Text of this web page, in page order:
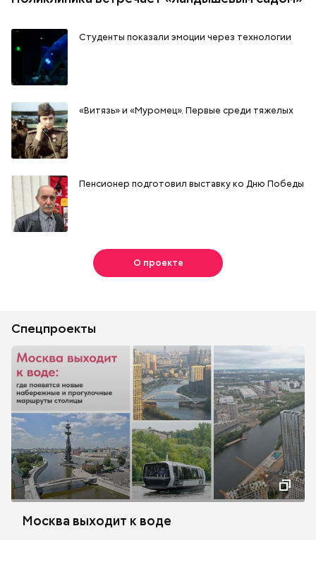
Студенты показали эмоции через технологии
«Витязь» и «Муромец». Первые среди тяжелых
Пенсионер подготовил выставку ко Дню Победы
О проекте
Спецпроекты
Москва выходит к воде